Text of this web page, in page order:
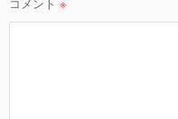
コメント ※